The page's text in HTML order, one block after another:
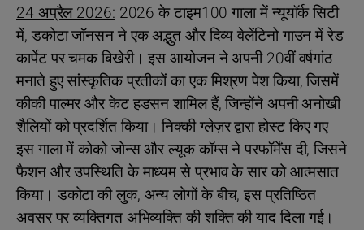
24 अप्रैल 2026:2026 के टाइम100 गाला में न्यूयॉर्क सिटी
में, डकोटा जॉनसन ने एक अद्भुत और दिव्य वेलेंटिनो गाउन में रेड
कार्पेट पर चमक बिखेरी। इस आयोजन ने अपनी 20वीं वर्षगांठ
मनाते हुए सांस्कृतिक प्रतीकों का एक मिश्रण पेश किया, जिसमें
कीकी पाल्मर और केट हडसन शामिल हैं, जिन्होंने अपनी अनोखी
शैलियों को प्रदर्शित किया। निक्की ग्लेज़र द्वारा होस्ट किए गए
इस गाला में कोको जोन्स और ल्यूक कॉम्स ने परफॉर्मेंस दी, जिसने
फैशन और उपस्थिति के माध्यम से प्रभाव के सार को आत्मसात
किया। डकोटा की लुक, अन्य लोगों के बीच, इस प्रतिष्ठित
अवसर पर व्यक्तिगत अभिव्यक्ति की शक्ति की याद दिला गई।